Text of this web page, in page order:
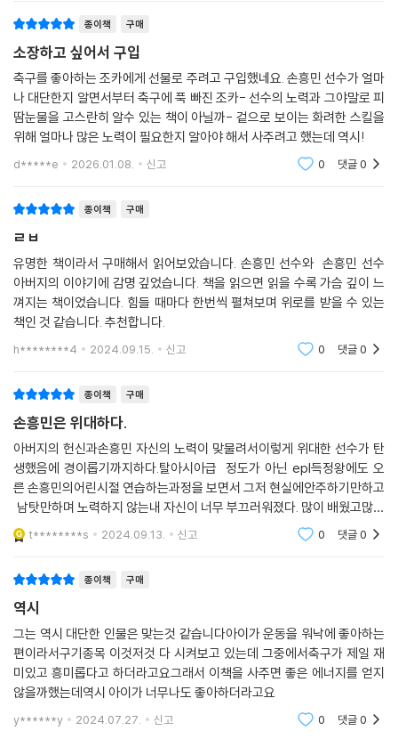
구장 바깥에서 받는 주목을 즐기지 않는 그의 성향 탓이다. 그런 그가 마침
내 자신의 속 깊은 이야기들을 조금씩 꺼내기 시작했다. 『축구를 하며 생각
한 것들』에서는 그가 세계 최고의 리그인 프리미어리그에서 탑플레이어가
되기까지의 알려지지 못했던 성장 스토리가 담겨 있다. 특히 끊임없는 투
쟁과 도전 끝에 꿈을 이룬 한 청년이 파란만장했던 여정 가운데 자신이 직
접 느꼈던 생각과 감정, 그리고 숨은 뒷이야기들을 스스로 돌아본다는 점
에서 그 본인에게도 그리고 우리 독자들에게도 매우 뜻 깊은 에세이가 될
진행형의 레전드인 그가 남들과는 조금 다르게 축구를 해왔던 과거, 빛나
는 영광을 맛보고 있는 현재, 그리고 앞으로 또 어떤 새로운 역사를 펼쳐 나
갈지 꿈꾸는 이야기들로 가득하다. 무엇이든 발로 차던 유년기에 형의 손
가락을 부러뜨렸던 일화, 자유롭지만 혹독한 아버지의 훈련을 버텨내고 끝
내 함부르크 스카우트의 눈에 들며 포착했던 기회, 어린 나이에 프로 및 A
매치 데뷔골을 넣고 들떴던 마음이 체중 관리 실패와 부진으로 이어지며
불안해하던 시간들과 마침내 이를 이겨내고 팀 최고의 에이스가 되었던 성
장의 과정들… 무엇보다 축구선수이기 이전에 젊은 청년이자 부모의 아들,
그리고 축구밖에 모르는 바보 손흥민이 조금씩 자신의 이야기를 꺼내놓기
시작하는 것이 팬의 입장에서는 반가울 수밖에 없다.
『축구를 하며 생각한 것들』은 축구선수의 일대기를 담은 일반적인 자서전
보다, 손흥민이 삶의 순간마다 느꼈던 솔직한 생각과 느낌들을 담은 에세
이에 가깝다. 덕분에 축구에 많은 관심이 없는 독자들이라 할지라도 『축구
동안 거의 베일에 가려져 있던 손흥민의 사적인 생활들, 훈련장 및 라커룸
의 분위기, 주변 인물들과의 에피소드들이 다채롭게 소개되는 만큼, 손흥
민과 기존 축구 팬덤에도 귀중한 선물이 될 것이다.
종이책 구매
소장하고 싶어서 구입
축구를 좋아하는 조카에게 선물로 주려고 구입했네요. 손흥민 선수가 얼마
나 대단한지 알면서부터 축구에 푹 빠진 조카- 선수의 노력과 그야말로 피
땀눈물을 고스란히 알수 있는 책이 아닐까- 겉으로 보이는 화려한 스킬을
위해 얼마나 많은 노력이 필요한지 알아야 해서 사주려고 했는데 역시!
d*****e 2026.01.08. 신고 0 댓글0
종이책 구매
ㄹㅂ
유명한 책이라서 구매해서 읽어보았습니다. 손흥민 선수와 손흥민 선수
아버지의 이야기에 감명 깊었습니다. 책을 읽으면 읽을 수록 가슴 깊이 느
껴지는 책이었습니다. 힘들 때마다 한번씩 펼쳐보며 위로를 받을 수 있는
책인 것 같습니다. 추천합니다.
h********4 2024.09.15. 신고 0 댓글0
종이책 구매
손흥민은 위대하다.
아버지의 헌신과손흥민 자신의 노력이 맞물려서이렇게 위대한 선수가 탄
생했음에 경이롭기까지하다.탈아시아급 정도가 아닌 epl득정왕에도 오
른 손흥민의어린시절 연습하는과정을 보면서 그저 현실에안주하기만하고
남탓만하며 노력하지 않는내 자신이 너무 부끄러워졌다. 많이 배웠고많이
응원합니다
t********s 2024.09.13. 신고 0 댓글0
종이책 구매
역시
그는 역시 대단한 인물은 맞는것 같습니다아이가 운동을 워낙에 좋아하는
편이라서구기종목 이것저것 다 시켜보고 있는데 그중에서축구가 제일 재
미있고 흥미롭다고 하더라고요그래서 이책을 사주면 좋은 에너지를 얻지
않을까했는데역시 아이가 너무나도 좋아하더라고요
y******y 2024.07.27. 신고 0 댓글0